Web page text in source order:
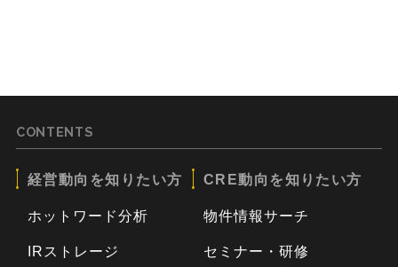
CONTENTS
経営動向を知りたい方
ホットワード分析
IRストレージ
CRE動向を知りたい方
物件情報サーチ
セミナー・研修